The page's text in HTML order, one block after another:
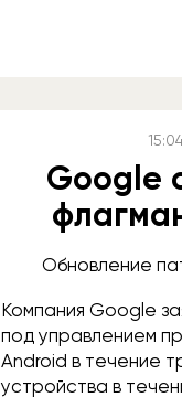
Google
Обновление
Компания Google
под управлением
Android в течение
устройства в